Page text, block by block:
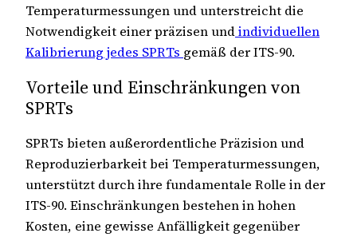
Temperaturmessungen und unterstreicht die
Notwendigkeit einer präzisen undindividuellen
Kalibrierung jedes SPRTs gemäß der ITS-90.
Vorteile und Einschränkungen von
SPRTs
SPRTs bieten außerordentliche Präzision und
Reproduzierbarkeit bei Temperaturmessungen,
unterstützt durch ihre fundamentale Rolle in der
ITS-90. Einschränkungen bestehen in hohen
Kosten, eine gewisse Anfälligkeit gegenüber